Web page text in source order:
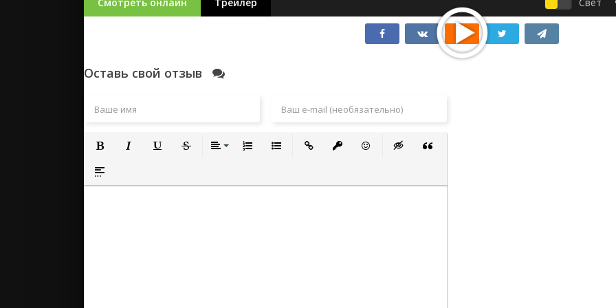
Оставь свой отзыв
Полужирный
Вставка спойлера